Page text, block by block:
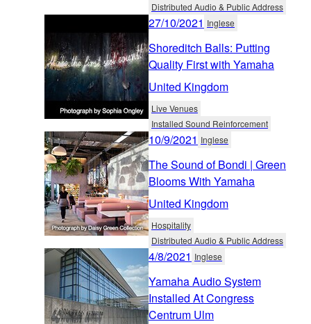
Distributed Audio & Public Address
27/10/2021 Inglese
Shoreditch Balls: Putting
Quality First with Yamaha
United Kingdom
Live Venues
Installed Sound Reinforcement
10/9/2021 Inglese
The Sound of Bondi | Green
Blooms With Yamaha
United Kingdom
Hospitality
Distributed Audio & Public Address
4/8/2021 Inglese
Yamaha Audio System
Installed At Congress
Centrum Ulm